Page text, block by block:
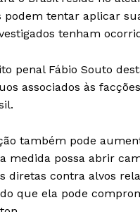
podem tentar aplicar
tenham
penal Fábio Souto
associados às
também pode
medida possa abrir
diretas contra alvos
que ela pode